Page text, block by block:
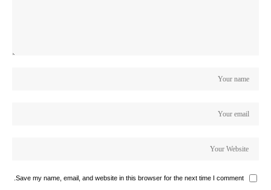
Save my name, email, and website in this browser for the next time I comment.